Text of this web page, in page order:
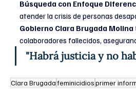
Búsqueda con Enfoque
atender la crisis de personas
Gobierno Clara Brugada Molina
colaboradores fallecidos,
"Habrá justicia y no
Clara Brugadafeminicidiosprimer